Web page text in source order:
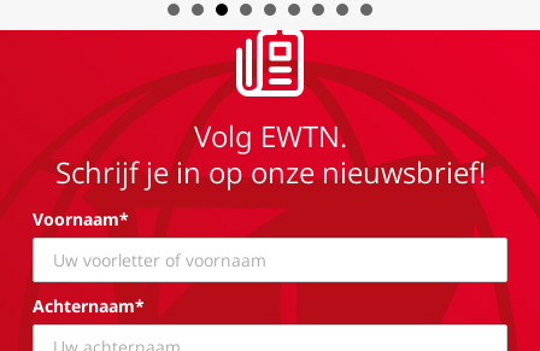
Volg EWTN.
Schrijf je in op onze nieuwsbrief!
Voornaam*
Achternaam*